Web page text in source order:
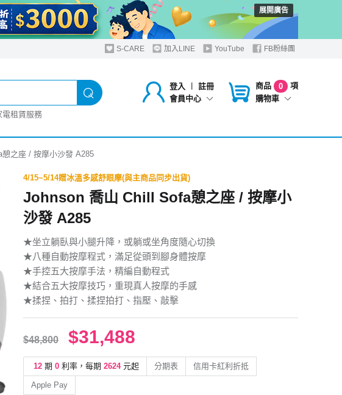
展開廣告
S-CARE 加入LINE YouTube FB粉絲團
登入 ︱
註冊
會員中心
商品 0
項
購物車
電租賃服務
之座 / 按摩小沙發 A285
4/15~5/14贈冰溫多感舒眼摩(與主商品同步出貨)
Johnson 喬山 Chill Sofa憩之座 / 按摩小
沙發 A285
★坐立躺臥與小腿升降，或躺或坐角度隨心切換
★八種自動按摩程式，滿足從頭到腳身體按摩
★手控五大按摩手法，精編自動程式
★結合五大按摩技巧，重現真人按摩的手感
★揉捏、拍打、揉捏拍打、指壓、敲擊
$48,800 $31,488
12 期 0 利率，每期 2624 元起 分期表 信用卡紅利折抵
Apple Pay